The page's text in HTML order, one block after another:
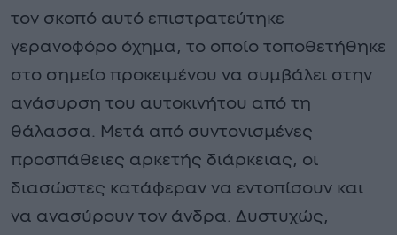
τον σκοπό αυτό επιστρατεύτηκε
γερανοφόρο όχημα, το οποίο τοποθετήθηκε
στο σημείο προκειμένου να συμβάλει στην
ανάσυρση του αυτοκινήτου από τη
θάλασσα. Μετά από συντονισμένες
προσπάθειες αρκετής διάρκειας, οι
διασώστες κατάφεραν να εντοπίσουν και
να ανασύρουν τον άνδρα. Δυστυχώς,